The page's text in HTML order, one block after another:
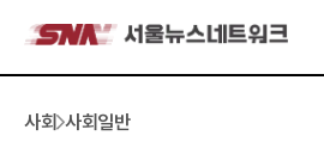
사회 사회일반